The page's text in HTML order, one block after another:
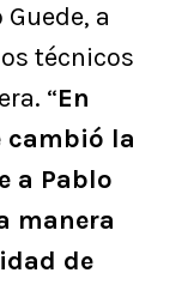
a
técnicos
“En
cambió la
a Pablo
manera
de